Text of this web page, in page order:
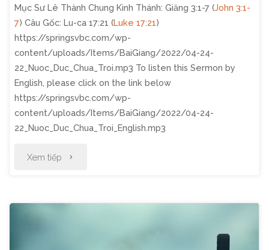
Mục Sư Lê Thành Chung Kinh Thánh: Giăng 3:1-7 (John 3:1-
7) Câu Gốc: Lu-ca 17:21 (Luke 17:21)
https://springsvbc.com/wp-
content/uploads/Items/BaiGiang/2022/04-24-
22_Nuoc_Duc_Chua_Troi.mp3 To listen this Sermon by
English, please click on the link below
https://springsvbc.com/wp-
content/uploads/Items/BaiGiang/2022/04-24-
22_Nuoc_Duc_Chua_Troi_English.mp3
Xem tiếp "Thờ